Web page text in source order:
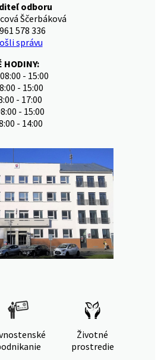
odboru
Ščerbáková
578 336
správu
HODINY:
- 15:00
- 15:00
- 17:00
- 15:00
- 14:00
Životné
prostredie